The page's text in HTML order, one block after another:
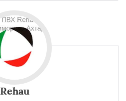
Rehau